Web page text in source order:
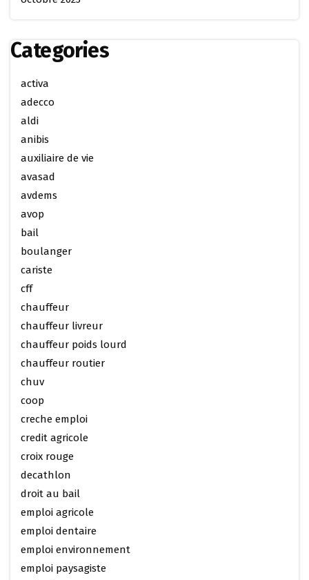
Categories
activa
adecco
aldi
anibis
auxiliaire de vie
avasad
avdems
avop
bail
boulanger
cariste
cff
chauffeur
chauffeur livreur
chauffeur poids lourd
chauffeur routier
chuv
coop
creche emploi
credit agricole
croix rouge
decathlon
droit au bail
emploi agricole
emploi dentaire
emploi environnement
emploi paysagiste